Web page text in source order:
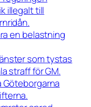
illegalt till
en belastning
som tystas
straff för GM.